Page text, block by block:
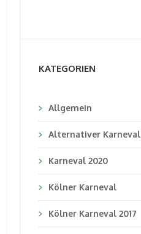
KATEGORIEN
Allgemein
Alternativer Karneval
Karneval 2020
Kölner Karneval
Kölner Karneval 2017